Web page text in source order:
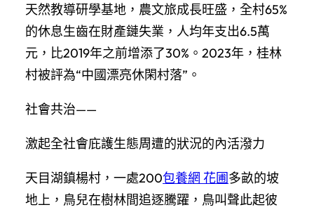
天然教導研學基地，農文旅成長旺盛，全村65%
的休息生齒在財產鏈失業，人均年支出6.5萬
元，比2019年之前增添了30%。2023年，桂林
村被評為“中國漂亮休閑村落”。
社會共治——
激起全社會庇護生態周遭的狀況的內活潑力
天目湖鎮楊村，一處200包養網 花圃多畝的坡
地上，鳥兒在樹林間追逐騰躍，鳥叫聲此起彼